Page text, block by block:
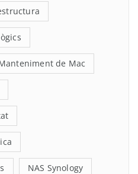
de Mac
NAS Synology